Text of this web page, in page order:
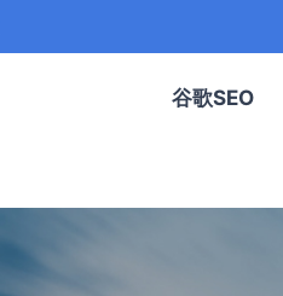
谷歌SEO